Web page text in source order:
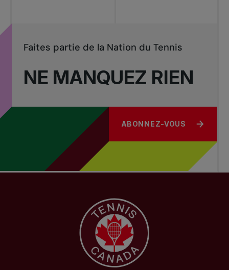
NE MANQUEZ RIEN
Faites partie de la Nation du Tennis
ABONNEZ-VOUS